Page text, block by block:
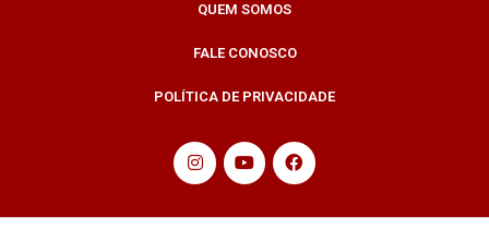
QUEM SOMOS
FALE CONOSCO
POLÍTICA DE PRIVACIDADE